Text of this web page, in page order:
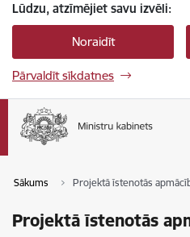
Lūdzu, atzīmējiet savu izvēli:
Noraidīt
Pārvaldīt sīkdatnes
Sākums Projektā īstenotās
Projektā īstenotās